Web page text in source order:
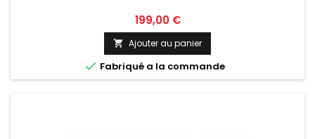
Prix
199,00 €
 Ajouter au panier
 Fabriqué a la commande